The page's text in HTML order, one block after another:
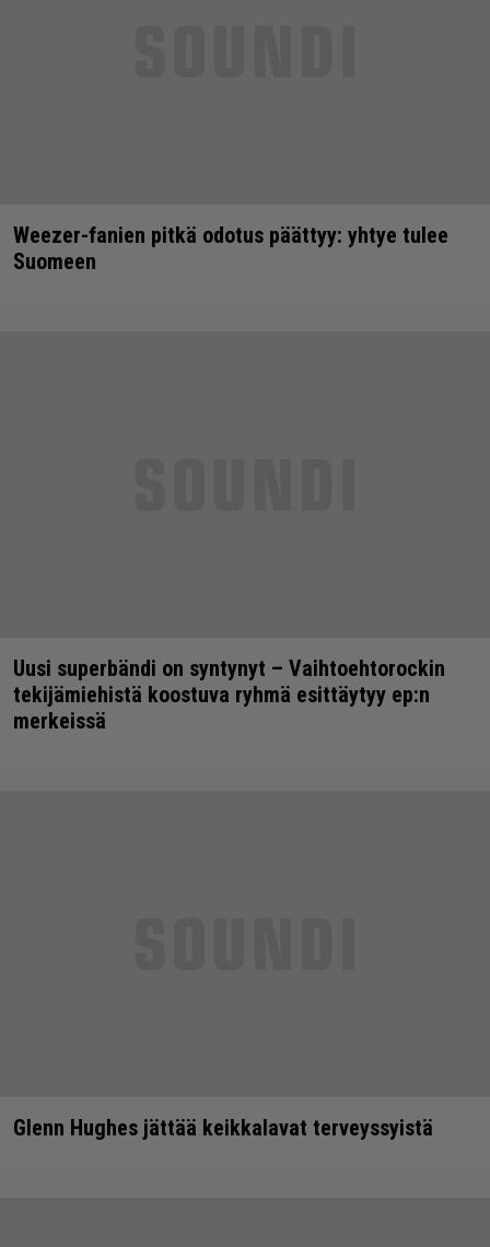
Weezer-fanien pitkä odotus päättyy: yhtye tulee
Suomeen
Uusi superbändi on syntynyt – Vaihtoehtorockin
tekijämiehistä koostuva ryhmä esittäytyy ep:n
merkeissä
Glenn Hughes jättää keikkalavat terveyssyistä